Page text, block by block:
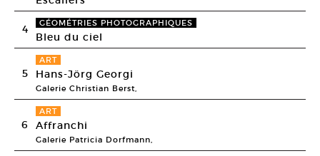
4 GÉOMÉTRIES PHOTOGRAPHIQUES
Bleu du ciel
5
ART
Hans-Jörg Georgi
Galerie Christian Berst,
6
ART
Affranchi
Galerie Patricia Dorfmann,